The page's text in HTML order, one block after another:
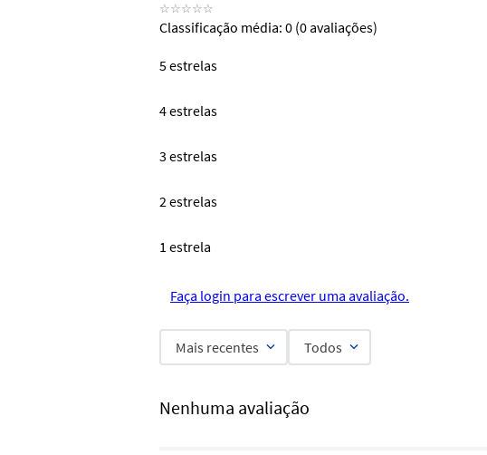
☆☆☆☆☆
Classificação média: 0 (0 avaliações)
5 estrelas
4 estrelas
3 estrelas
2 estrelas
1 estrela
Faça login para escrever uma avaliação.
Mais recentes Todos
Nenhuma avaliação